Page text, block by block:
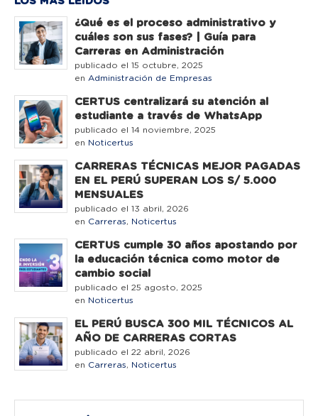
¿Qué es el proceso administrativo y
cuáles son sus fases? | Guía para
Carreras en Administración
publicado el 15 octubre, 2025
en Administración de Empresas
CERTUS centralizará su atención al
estudiante a través de WhatsApp
publicado el 14 noviembre, 2025
en Noticertus
CARRERAS TÉCNICAS MEJOR PAGADAS
EN EL PERÚ SUPERAN LOS S/ 5.000
MENSUALES
publicado el 13 abril, 2026
en Carreras, Noticertus
CERTUS cumple 30 años apostando por
la educación técnica como motor de
cambio social
publicado el 25 agosto, 2025
en Noticertus
EL PERÚ BUSCA 300 MIL TÉCNICOS AL
AÑO DE CARRERAS CORTAS
publicado el 22 abril, 2026
en Carreras, Noticertus